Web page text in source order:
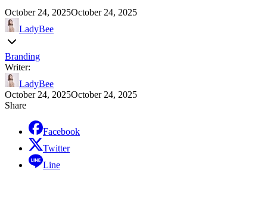
October 24, 2025October 24, 2025
LadyBee
Branding
Writer:
LadyBee
October 24, 2025October 24, 2025
Share
Facebook
Twitter
Line